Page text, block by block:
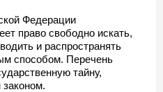
Федерации
право свободно искать,
и распространять
способом. Перечень
тайну,